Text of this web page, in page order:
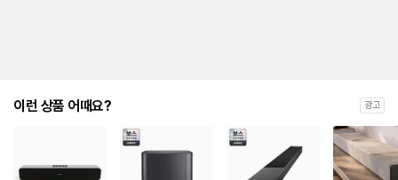
이런 상품 어때요? 광고